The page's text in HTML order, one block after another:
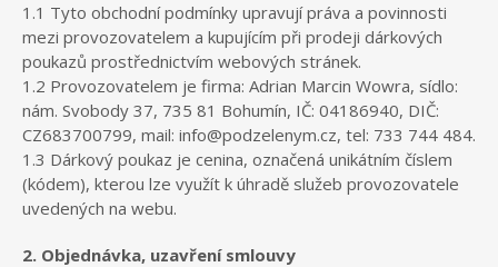
1.1 Tyto obchodní podmínky upravují práva a povinnosti
mezi provozovatelem a kupujícím při prodeji dárkových
poukazů prostřednictvím webových stránek.
1.2 Provozovatelem je firma: Adrian Marcin Wowra, sídlo:
nám. Svobody 37, 735 81 Bohumín, IČ: 04186940, DIČ:
CZ683700799, mail: info@podzelenym.cz, tel: 733 744 484.
1.3 Dárkový poukaz je cenina, označená unikátním číslem
(kódem), kterou lze využít k úhradě služeb provozovatele
uvedených na webu.
2. Objednávka, uzavření smlouvy